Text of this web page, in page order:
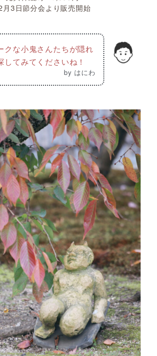
月3日節分会より販売開始
クな小鬼さんたちが隠れ
してみてくださいね！
by はにわ